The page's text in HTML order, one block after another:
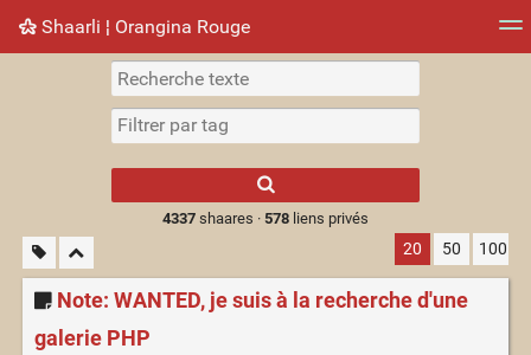
Shaarli ¦ Orangina Rouge
Nuage de tags Mur d'images
results.
4337shaares · 578liens privés
20 50 100
Note: WANTED, je suis à la recherche d'une
galerie PHP